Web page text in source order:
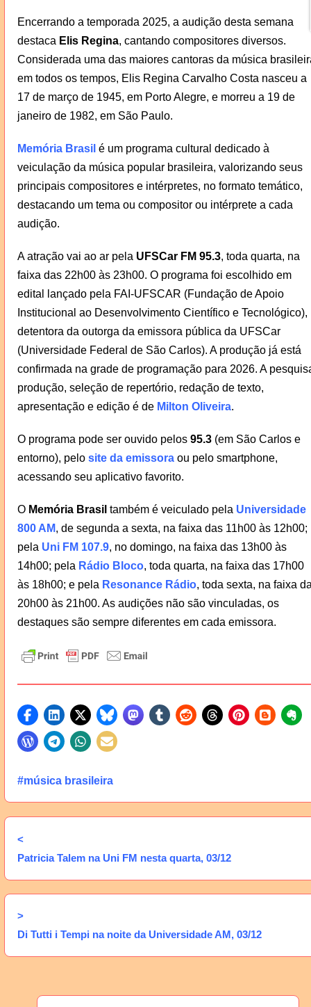
Encerrando a temporada 2025, a audição desta semana
destaca Elis Regina, cantando compositores diversos.
Considerada uma das maiores cantoras da música
em todos os tempos, Elis Regina Carvalho Costa nasceu a
17 de março de 1945, em Porto Alegre, e morreu a 19 de
janeiro de 1982, em São Paulo.
Memória Brasil é um programa cultural dedicado à
veiculação da música popular brasileira, valorizando seus
principais compositores e intérpretes, no formato temático,
destacando um tema ou compositor ou intérprete a cada
audição.
A atração vai ao ar pela UFSCar FM 95.3, toda quarta, na
faixa das 22h00 às 23h00. O programa foi escolhido em
edital lançado pela FAI-UFSCAR (Fundação de Apoio
Institucional ao Desenvolvimento Científico e Tecnológico),
detentora da outorga da emissora pública da UFSCar
(Universidade Federal de São Carlos). A produção já está
confirmada na grade de programação para 2026. A
produção, seleção de repertório, redação de texto,
apresentação e edição é de Milton Oliveira.
O programa pode ser ouvido pelos 95.3(em São Carlos e
entorno), pelo site da emissoraou pelo smartphone,
acessando seu aplicativo favorito.
O Memória Brasil também é veiculado pela Universidade
800 AM, de segunda a sexta, na faixa das 11h00 às 12h00;
pela Uni FM 107.9, no domingo, na faixa das 13h00 às
14h00; pela Rádio Bloco, toda quarta, na faixa das 17h00
às 18h00; e pela Resonance Rádio, toda sexta, na faixa
20h00 às 21h00. As audições não são vinculadas, os
destaques são sempre diferentes em cada emissora.
#música brasileira
<
Patricia Talem na Uni FM nesta quarta, 03/12
>
Di Tutti i Tempi na noite da Universidade AM, 03/12